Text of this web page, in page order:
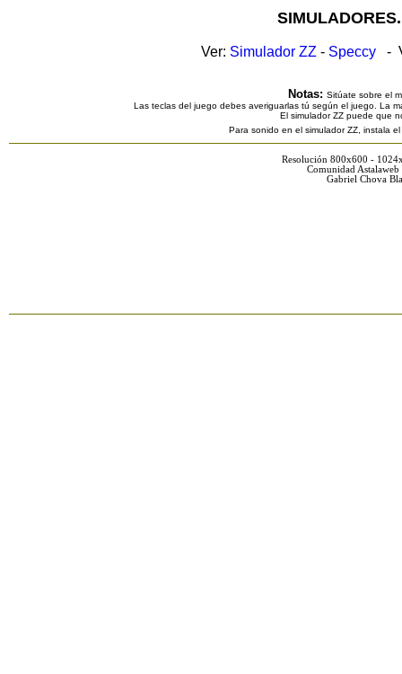
Ver: Simulador ZZ - Speccy -
Notas: Sitúate sobre el
Las teclas del juego debes averiguarlas tú según el juego. La
El simulador ZZ puede que
Para sonido en el simulador ZZ, instala
Resolución 800x600 -
Comunidad
Gabriel Chova